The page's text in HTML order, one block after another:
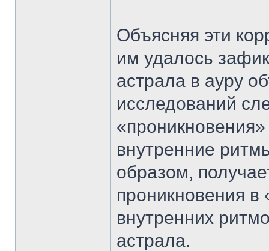
Объясняя эти
им удалось
астрала в ауру
исследований
внутренние
образом,
проникновения в
внутренних
астрала.